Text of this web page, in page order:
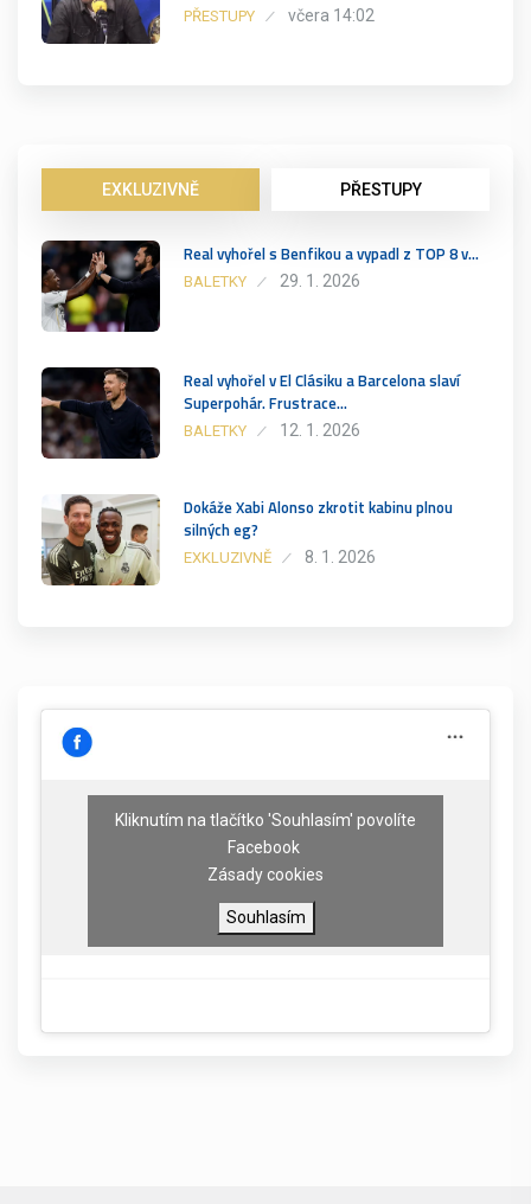
PŘESTUPY včera 14:02
EXKLUZIVNĚ PŘESTUPY
Real vyhořel s Benfikou a vypadl z TOP 8 v…
BALETKY 29. 1. 2026
Real vyhořel v El Clásiku a Barcelona slaví
Superpohár. Frustrace…
BALETKY 12. 1. 2026
Dokáže Xabi Alonso zkrotit kabinu plnou
silných eg?
EXKLUZIVNĚ 8. 1. 2026
Kliknutím na tlačítko 'Souhlasím' povolíte
Facebook
Zásady cookies
Souhlasím